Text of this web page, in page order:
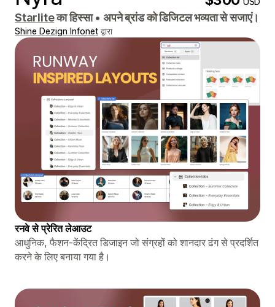
Starliteका हिस्सा• अपने ब्रांड को डिजिटल भव्यता से सजाएं।
Shine Dezign Infonet द्वारा
रनवे से प्रेरित लेआउट
आधुनिक, फैशन-केंद्रित डिजाइन जो संग्रहों को शानदार ढंग से प्रदर्शित
करने के लिए बनाया गया है।